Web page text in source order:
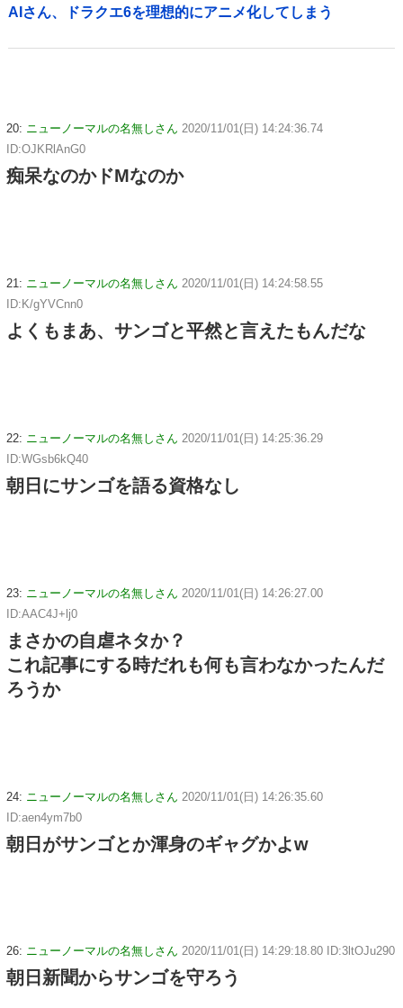
AIさん、ドラクエ6を理想的にアニメ化してしまう
20: ニューノーマルの名無しさん 2020/11/01(日) 14:24:36.74
ID:OJKRlAnG0
痴呆なのかドMなのか
21: ニューノーマルの名無しさん 2020/11/01(日) 14:24:58.55
ID:K/gYVCnn0
よくもまあ、サンゴと平然と言えたもんだな
22: ニューノーマルの名無しさん 2020/11/01(日) 14:25:36.29
ID:WGsb6kQ40
朝日にサンゴを語る資格なし
23: ニューノーマルの名無しさん 2020/11/01(日) 14:26:27.00
ID:AAC4J+lj0
まさかの自虐ネタか？
これ記事にする時だれも何も言わなかったんだ
ろうか
24: ニューノーマルの名無しさん 2020/11/01(日) 14:26:35.60
ID:aen4ym7b0
朝日がサンゴとか渾身のギャグかよw
26: ニューノーマルの名無しさん 2020/11/01(日) 14:29:18.80 ID:3ltOJu290
朝日新聞からサンゴを守ろう